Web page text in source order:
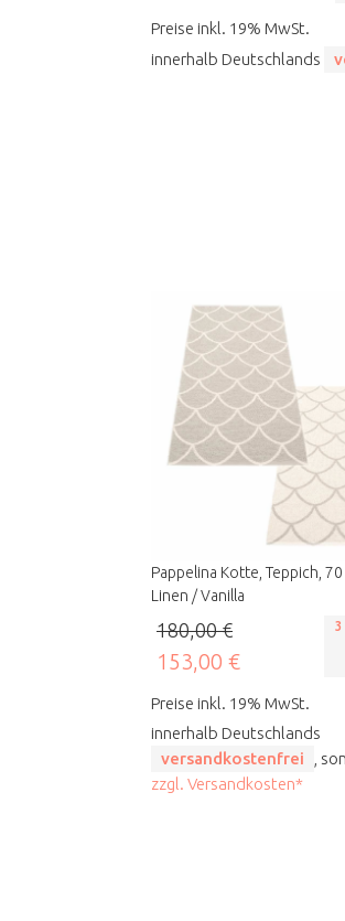
Preise inkl. 19% MwSt.
innerhalb Deutschlands
Pappelina Kotte, Teppich,
Linen / Vanilla
180,00 €
153,00 €
3
Preise inkl. 19% MwSt.
innerhalb Deutschlands
versandkostenfrei
,
zzgl. Versandkosten*